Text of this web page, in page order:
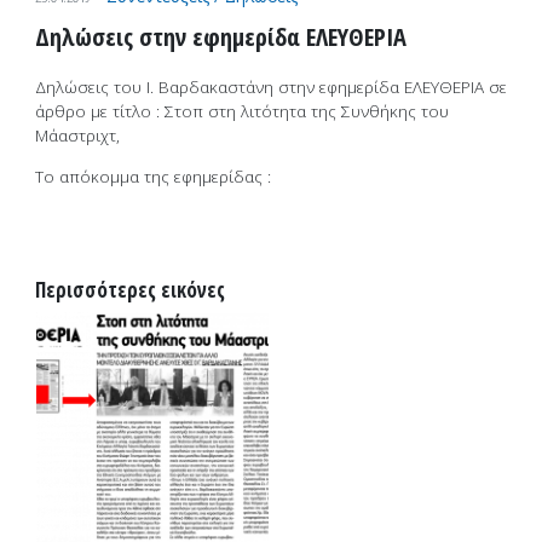
Δηλώσεις στην εφημερίδα ΕΛΕΥΘΕΡΙΑ
Δηλώσεις του Ι. Βαρδακαστάνη στην εφημερίδα ΕΛΕΥΘΕΡΙΑ σε
άρθρο με τίτλο : Στοπ στη λιτότητα της Συνθήκης του
Μάαστριχτ,
Το απόκομμα της εφημερίδας :
Περισσότερες εικόνες